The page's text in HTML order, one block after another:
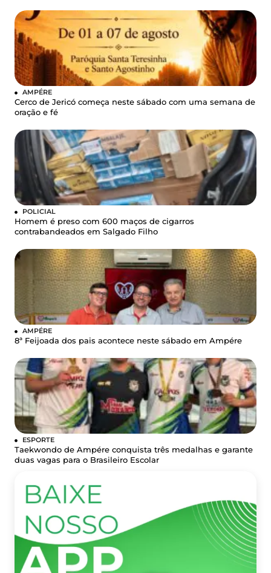
AMPÉRE
Cerco de Jericó começa neste sábado com uma semana de
oração e fé
POLICIAL
Homem é preso com 600 maços de cigarros
contrabandeados em Salgado Filho
AMPÉRE
8ª Feijoada dos pais acontece neste sábado em Ampére
ESPORTE
Taekwondo de Ampére conquista três medalhas e garante
duas vagas para o Brasileiro Escolar